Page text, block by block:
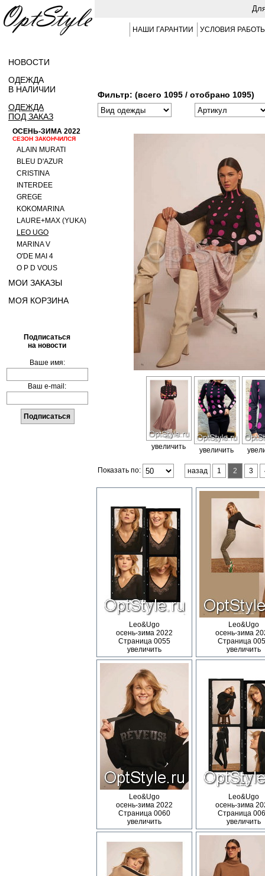
НАШИ ГАРАНТИИ УСЛОВИЯ
НОВОСТИ
ОДЕЖДА
В НАЛИЧИИ
ОДЕЖДА
ПОД ЗАКАЗ
ОСЕНЬ-ЗИМА 2022
СЕЗОН ЗАКОНЧИЛСЯ
ALAIN MURATI
BLEU D'AZUR
CRISTINA
INTERDEE
GREGE
KOKOMARINA
LAURE+MAX (YUKA)
LEO UGO
MARINA V
O'DE MAI 4
O P D VOUS
МОИ ЗАКАЗЫ
МОЯ КОРЗИНА
Подписаться
на новости
Ваше имя:
Ваш e-mail:
Фильтр: (всего 1095 / отобрано 1095)
увеличить увеличить
Показать по: назад 1 2 3
Leo&Ugo
осень-зима 2022
Страница 0055
увеличить
Leo&Ugo
осень-зима
Страница
увеличить
Leo&Ugo
осень-зима 2022
Страница 0060
увеличить
Leo&Ugo
осень-зима
Страница
увеличить